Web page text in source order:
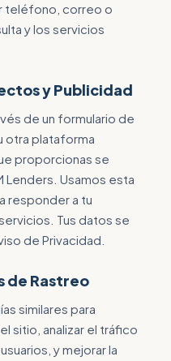
teléfono, correo o
y los servicios
y Publicidad
de un formulario de
otra plataforma
proporcionas se
Lenders. Usamos esta
responder a tu
Tus datos se
de Privacidad.
de Rastreo
similares para
sitio, analizar el tráfico
y mejorar la